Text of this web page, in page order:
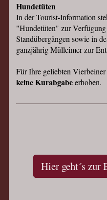
Hundetüten
In der Tourist-Information
"Hundetüten" zur
Standübergängen sowie in
ganzjährig Mülleimer zur
Für Ihre geliebten
keine Kurabgabeerhoben.
Hier geht´s zur